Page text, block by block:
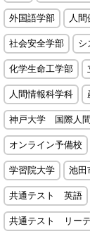
外国語学部 人間
社会安全学部 シ
化学生命工学部
人間情報科学科
神戸大学 国際人
オンライン予備校
学習院大学 池
共通テスト 英語
共通テスト リー